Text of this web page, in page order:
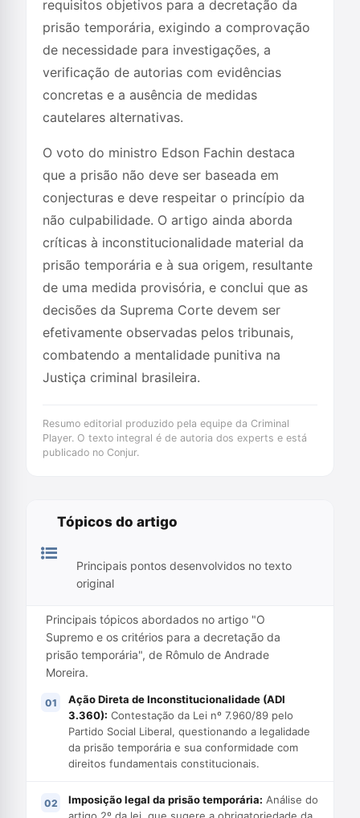
requisitos objetivos para a decretação da
prisão temporária, exigindo a comprovação
de necessidade para investigações, a
verificação de autorias com evidências
concretas e a ausência de medidas
cautelares alternativas.
O voto do ministro Edson Fachin destaca
que a prisão não deve ser baseada em
conjecturas e deve respeitar o princípio da
não culpabilidade. O artigo ainda aborda
críticas à inconstitucionalidade material da
prisão temporária e à sua origem, resultante
de uma medida provisória, e conclui que as
decisões da Suprema Corte devem ser
efetivamente observadas pelos tribunais,
combatendo a mentalidade punitiva na
Justiça criminal brasileira.
Resumo editorial produzido pela equipe da Criminal
Player. O texto integral é de autoria dos experts e está
publicado no Conjur.
Tópicos do artigo
Principais pontos desenvolvidos no texto
original
Principais tópicos abordados no artigo "O
Supremo e os critérios para a decretação da
prisão temporária", de Rômulo de Andrade
Moreira.
Ação Direta de Inconstitucionalidade (ADI
3.360): Contestação da Lei nº 7.960/89 pelo
Partido Social Liberal, questionando a legalidade
da prisão temporária e sua conformidade com
direitos fundamentais constitucionais.
Imposição legal da prisão temporária: Análise do